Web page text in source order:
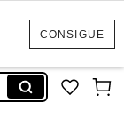
CONSIGUE